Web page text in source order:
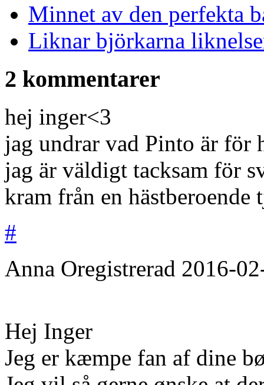
Minnet av den perfekta
Liknar björkarna
2 kommentarer
hej inger<3
jag undrar vad Pinto är för
jag är väldigt tacksam för
kram från en hästberoende
#
Anna Oregistrerad 2016-
Hej Inger
Jeg er kæmpe fan af dine